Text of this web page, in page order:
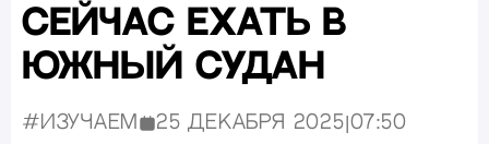
сейчас ехать в
Южный Судан
#Изучаем Опубликовано:
25 декабря 2025 07:50